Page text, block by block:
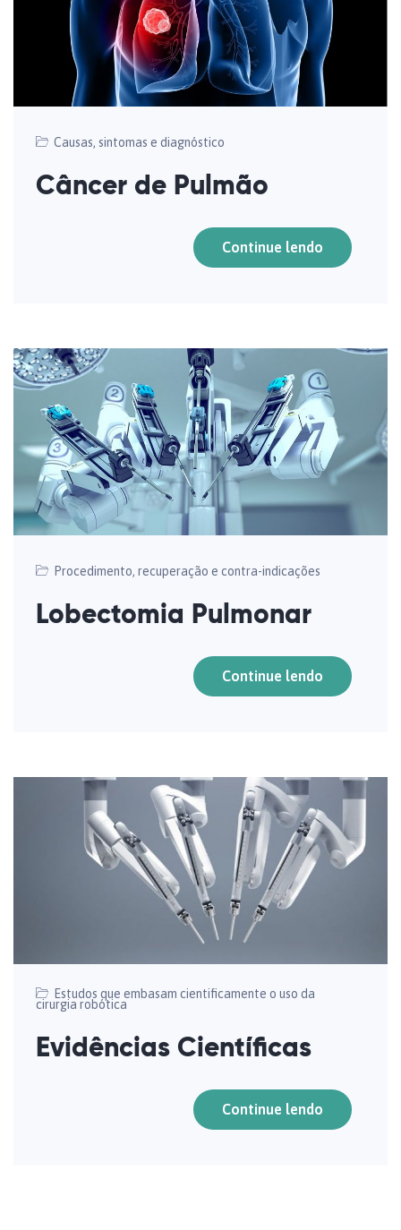
Causas, sintomas e diagnóstico
Câncer de Pulmão
Continue lendo
Procedimento, recuperação e contra-indicações
Lobectomia Pulmonar
Continue lendo
Estudos que embasam cientificamente o uso da
cirurgia robótica
Evidências Científicas
Continue lendo